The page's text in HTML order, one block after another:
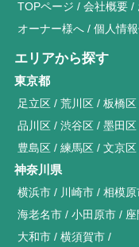
TOPページ 会社概要
オーナー様へ
個人情
エリアから探す
東京都
足立区 荒川区 板橋区
品川区
渋谷区 墨田区
豊島区
練馬区 文京区
神奈川県
横浜市 川崎市 相模原
海老名市
小田原市
大和市
横須賀市